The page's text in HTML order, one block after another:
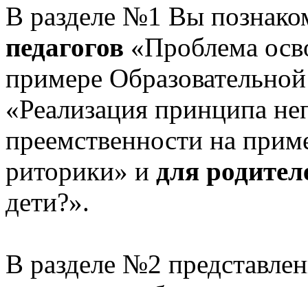
В разделе №1 Вы
педагогов «Проблема
примере
«Реализация принципа
преемственности на
риторики» и для
дети?».
В разделе №2